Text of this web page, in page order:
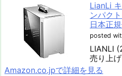
LianLi
ンパク
日本正
posted
LIANLI
売り上
Amazon.co.jpで詳細を見る